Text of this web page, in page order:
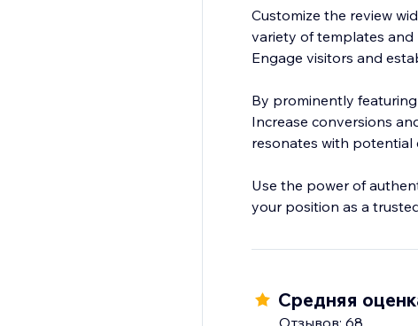
Customize the review
variety of templates and
Engage visitors and
By prominently
Increase conversions
resonates with potential
Use the power of
your position as a
Средняя